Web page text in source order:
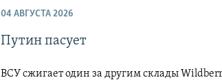
04 АВГУСТА 2026
Путин пасует
ВСУ сжигает один за другим склады